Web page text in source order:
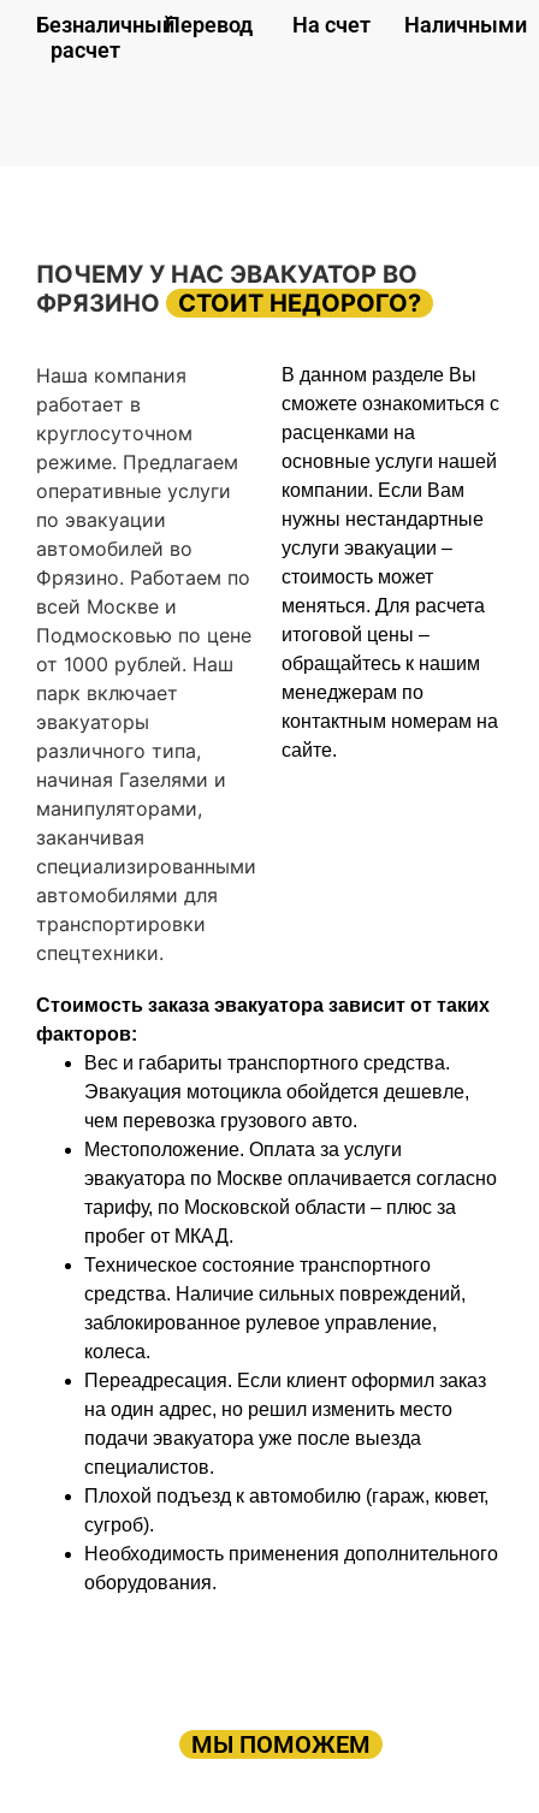
Безналичный
расчет
Перевод На счет Наличными
ПОЧЕМУ У НАС ЭВАКУАТОР ВО
ФРЯЗИНО
СТОИТ НЕДОРОГО?
Наша компания
работает в
круглосуточном
режиме. Предлагаем
оперативные услуги
по эвакуации
автомобилей во
Фрязино. Работаем по
всей Москве и
Подмосковью по цене
от 1000 рублей. Наш
парк включает
эвакуаторы
различного типа,
начиная Газелями и
манипуляторами,
заканчивая
специализированными
автомобилями для
транспортировки
спецтехники.
В данном разделе Вы
сможете ознакомиться с
расценками на
основные услуги нашей
компании. Если Вам
нужны нестандартные
услуги эвакуации –
стоимость может
меняться. Для расчета
итоговой цены –
обращайтесь к нашим
менеджерам по
контактным номерам на
сайте.
Стоимость заказа эвакуатора зависит от таких
факторов:
Вес и габариты транспортного средства.
Эвакуация мотоцикла обойдется дешевле,
чем перевозка грузового авто.
Местоположение. Оплата за услуги
эвакуатора по Москве оплачивается согласно
тарифу, по Московской области – плюс за
пробег от МКАД.
Техническое состояние транспортного
средства. Наличие сильных повреждений,
заблокированное рулевое управление,
колеса.
Переадресация. Если клиент оформил заказ
на один адрес, но решил изменить место
подачи эвакуатора уже после выезда
специалистов.
Плохой подъезд к автомобилю (гараж, кювет,
сугроб).
Необходимость применения дополнительного
оборудования.
МЫ ПОМОЖЕМ